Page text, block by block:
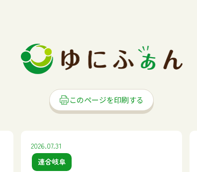
このページを印刷する
2026.07.31
連合岐阜